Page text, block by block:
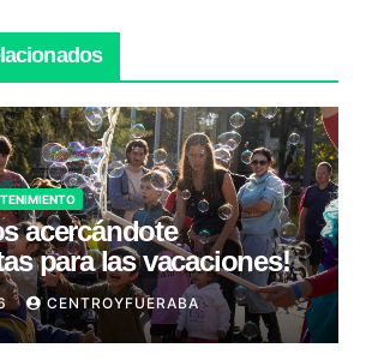
acercándote
para las vacaciones!
CENTROYFUERABA